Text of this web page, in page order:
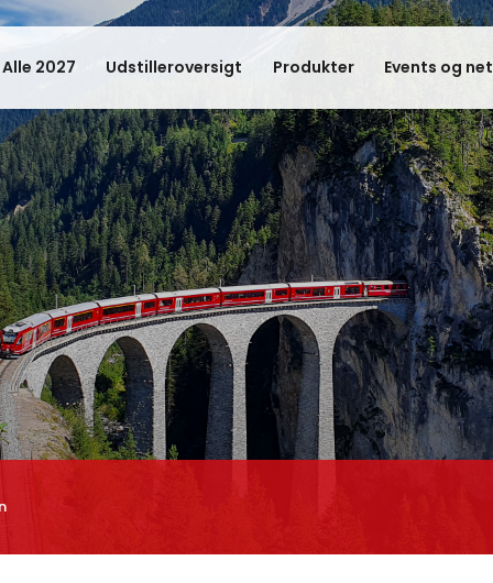
2027 Udstilleroversigt Produkter Events og